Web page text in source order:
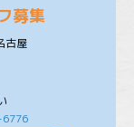
募集
古屋